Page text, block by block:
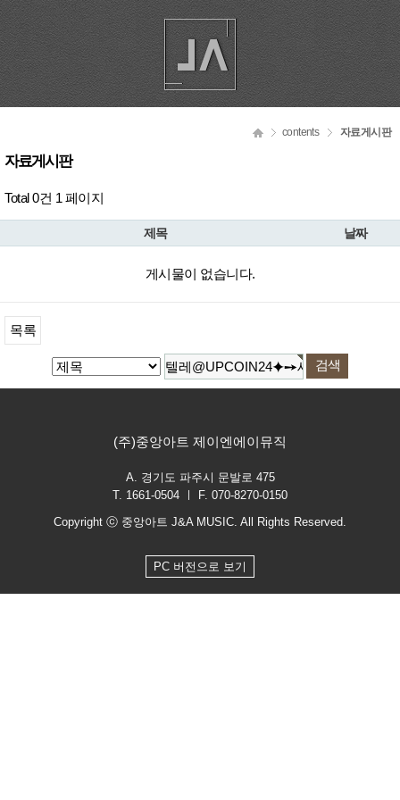
contents 자료게시판
자료게시판
Total 0건 1 페이지
제목 날짜
게시물이 없습니다.
목록
(주)중앙아트 제이엔에이뮤직
A. 경기도 파주시 문발로 475
T. 1661-0504 ㅣ F. 070-8270-0150
Copyright ⓒ 중앙아트 J&A MUSIC. All Rights Reserved.
PC 버전으로 보기